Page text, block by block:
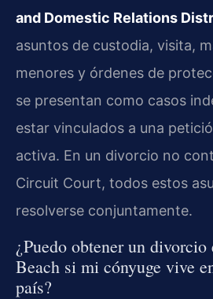
and Domestic Relations
asuntos de custodia, visita,
menores y órdenes de
se presentan como casos
estar vinculados a una
activa. En un divorcio no
Circuit Court, todos estos
resolverse conjuntamente.
¿Puedo obtener un
Beach si mi cónyuge vive
país?